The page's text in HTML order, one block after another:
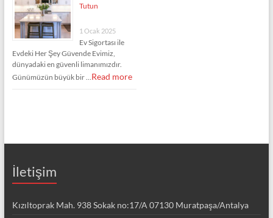
Tutun
1 Ocak 2025
Ev Sigortası ile
Evdeki Her Şey Güvende Evimiz,
dünyadaki en güvenli limanımızdır.
Günümüzün büyük bir … Read more
İletişim
Kızıltoprak Mah. 938 Sokak no:17/A 07130 Muratpaşa/Antalya